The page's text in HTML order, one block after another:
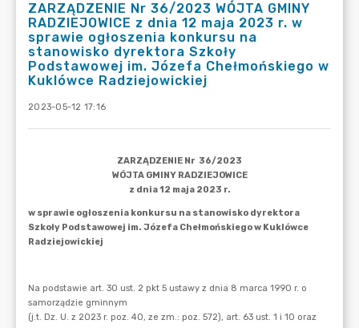
ZARZĄDZENIE Nr 36/2023 WÓJTA GMINY
RADZIEJOWICE z dnia 12 maja 2023 r. w
sprawie ogłoszenia konkursu na
stanowisko dyrektora Szkoły
Podstawowej im. Józefa Chełmońskiego w
Kuklówce Radziejowickiej
2023-05-12 17:16